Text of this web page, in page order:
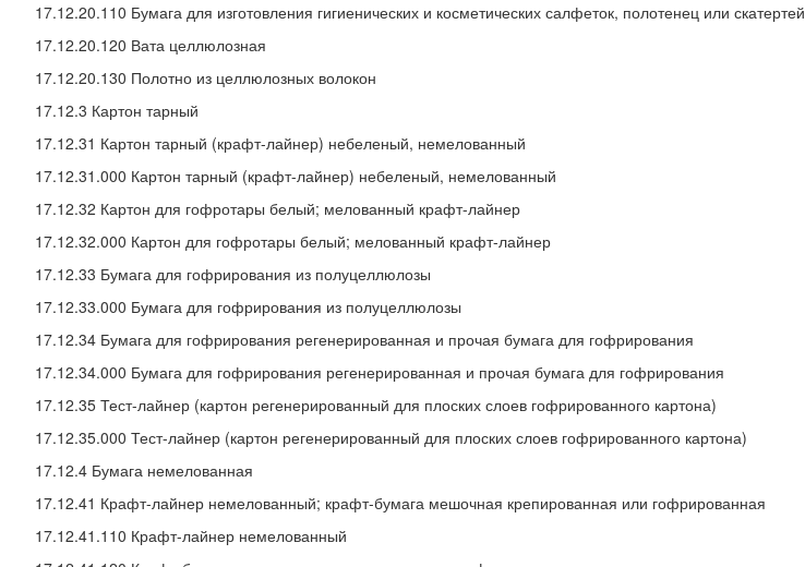
17.12.20.110 Бумага для изготовления гигиенических и косметических салфеток, полотенец или скатертей
17.12.20.120 Вата целлюлозная
17.12.20.130 Полотно из целлюлозных волокон
17.12.3 Картон тарный
17.12.31 Картон тарный (крафт-лайнер) небеленый, немелованный
17.12.31.000 Картон тарный (крафт-лайнер) небеленый, немелованный
17.12.32 Картон для гофротары белый; мелованный крафт-лайнер
17.12.32.000 Картон для гофротары белый; мелованный крафт-лайнер
17.12.33 Бумага для гофрирования из полуцеллюлозы
17.12.33.000 Бумага для гофрирования из полуцеллюлозы
17.12.34 Бумага для гофрирования регенерированная и прочая бумага для гофрирования
17.12.34.000 Бумага для гофрирования регенерированная и прочая бумага для гофрирования
17.12.35 Тест-лайнер (картон регенерированный для плоских слоев гофрированного картона)
17.12.35.000 Тест-лайнер (картон регенерированный для плоских слоев гофрированного картона)
17.12.4 Бумага немелованная
17.12.41 Крафт-лайнер немелованный; крафт-бумага мешочная крепированная или гофрированная
17.12.41.110 Крафт-лайнер немелованный